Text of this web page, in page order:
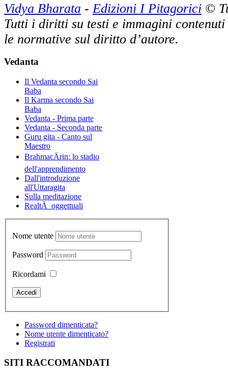
Vidya Bharata - Edizioni I Pitagorici ©
Tutti i diritti su testi e immagini
le normative sul diritto d’autore.
Vedanta
Il Vedanta secondo Sai
Baba
Il Karma secondo Sai
Baba
Vedanta - Prima parte
Vedanta - Seconda parte
Guru gita - Canto sul
Maestro
BrahmacÄrin: lo stadio
dell'apprendimento
Dall'introduzione
all'Uttaragita
Sulla meditazione
RealtÃ oggettuali
Nome utente
Password
Ricordami
Password dimenticata?
Nome utente dimenticato?
Registrati
SITI RACCOMANDATI